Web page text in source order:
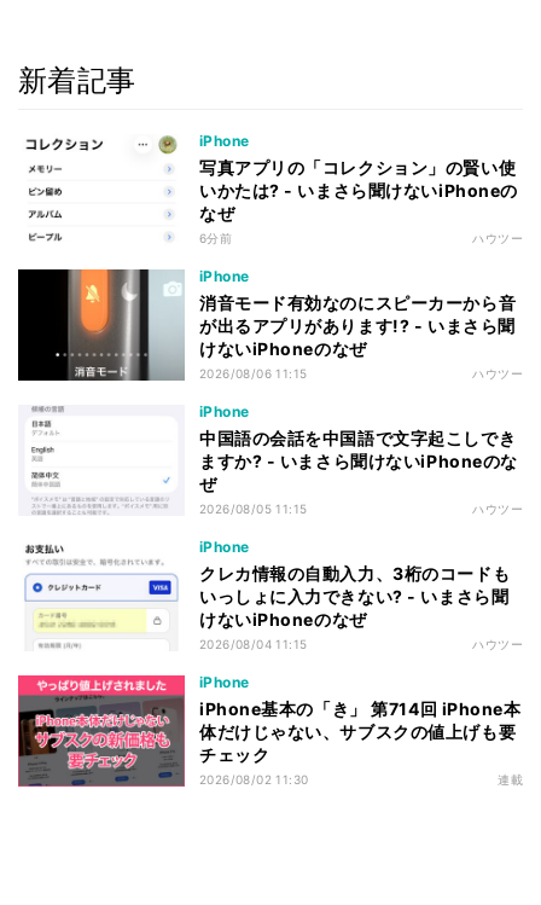
新着記事
iPhone
写真アプリの「コレクション」の賢い使
いかたは? - いまさら聞けないiPhoneの
なぜ
6分前 ハウツー
iPhone
消音モード有効なのにスピーカーから音
が出るアプリがあります!? - いまさら聞
けないiPhoneのなぜ
2026/08/06 11:15 ハウツー
iPhone
中国語の会話を中国語で文字起こしでき
ますか? - いまさら聞けないiPhoneのな
ぜ
2026/08/05 11:15 ハウツー
iPhone
クレカ情報の自動入力、3桁のコードも
いっしょに入力できない? - いまさら聞
けないiPhoneのなぜ
2026/08/04 11:15 ハウツー
iPhone
iPhone基本の「き」 第714回 iPhone本
体だけじゃない、サブスクの値上げも要
チェック
2026/08/02 11:30 連載